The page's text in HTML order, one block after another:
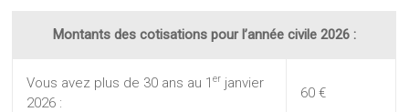
Montants des cotisations pour l’année civile 2026 :
Vous avez plus de 30 ans au 1er janvier
2026 :
60 €